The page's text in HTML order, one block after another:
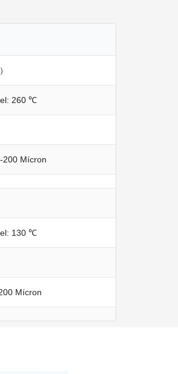
260 ℃
200 Mícron
130 ℃
Mícron